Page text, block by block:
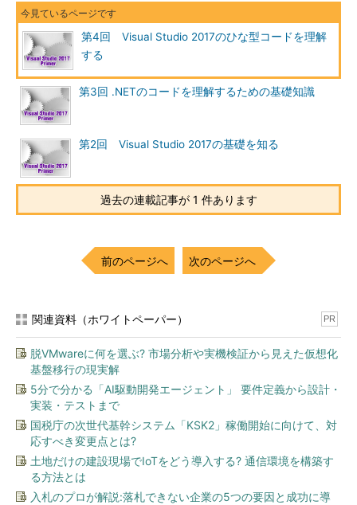
第4回 Visual Studio 2017のひな型コードを理解
する
第3回 .NETのコードを理解するための基礎知識
第2回 Visual Studio 2017の基礎を知る
過去の連載記事が 1 件あります
前のページへ 次のページへ
関連資料（ホワイトペーパー） PR
脱VMwareに何を選ぶ? 市場分析や実機検証から見えた仮想化
基盤移行の現実解
5分で分かる「AI駆動開発エージェント」 要件定義から設計・
実装・テストまで
国税庁の次世代基幹システム「KSK2」稼働開始に向けて、対
応すべき変更点とは?
土地だけの建設現場でIoTをどう導入する? 通信環境を構築す
る方法とは
入札のプロが解説:落札できない企業の5つの要因と成功に導